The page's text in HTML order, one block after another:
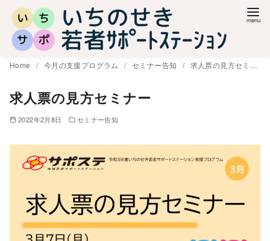
移
Home 今月の支援プログラム セミナー告知 求人票の見方セミナー
求人票の見方セミナー
2022年2月8日 セミナー告知